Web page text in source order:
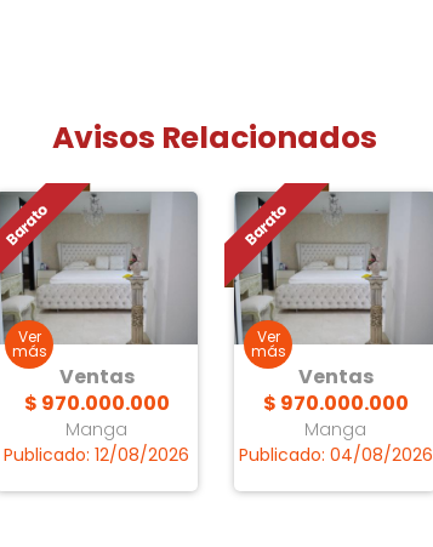
Avisos Relacionados
Ventas
$ 970.000.000
Manga
Publicado: 12/08/2026
Ventas
$ 970.000.000
Manga
Publicado: 04/08/2026